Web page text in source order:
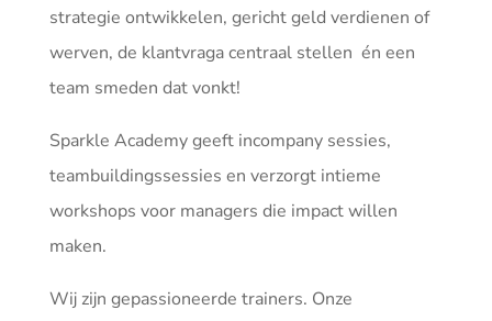
strategie ontwikkelen, gericht geld verdienen of
werven, de klantvraga centraal stellen én een
team smeden dat vonkt!
Sparkle Academy geeft incompany sessies,
teambuildingssessies en verzorgt intieme
workshops voor managers die impact willen
maken.
Wij zijn gepassioneerde trainers. Onze